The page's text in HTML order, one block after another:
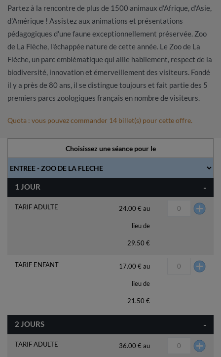
Partez à la rencontre de plus de 1500 animaux d'Afrique, d'Asie,
d'Amérique ! Assistez aux animations et présentations
pédagogiques d'une faune exceptionnellement préservée. Zoo
de La Flèche, l'échappée nature de cette année. Le Zoo de La
Flèche, un parc emblématique qui allie habilement, respect de la
biodiversité, innovation et émerveillement des visiteurs. Fondé
il y a près de 80 ans, il se distingue toujours et fait partie des 5
premiers parcs zoologiques français en nombre de visiteurs.
Quota : vous pouvez commander 14 billet(s) pour cette offre.
Choisissez une séance pour le
1 JOUR -
TARIF ADULTE 24.00 € au
lieu de
29.50 €
TARIF ENFANT 17.00 € au
lieu de
21.50 €
2 JOURS -
TARIF ADULTE 36.00 € au